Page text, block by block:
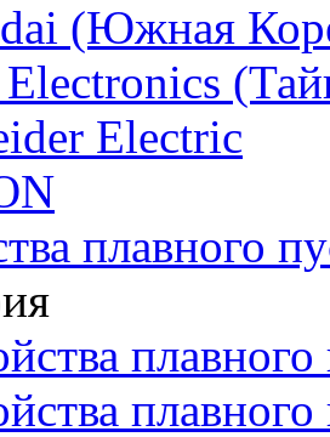
(Южная
Electric
плавного